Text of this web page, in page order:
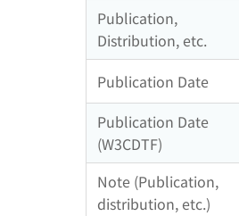
Publication,
Distribution, etc.
Publication Date
Publication Date
(W3CDTF)
Note (Publication,
distribution, etc.)